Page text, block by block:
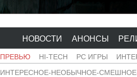
НОВОСТИ АНОНСЫ
ПРЕВЬЮ HI-TECH PC ИГРЫ
ИНТЕРЕСНОЕ-НЕОБЫЧНОЕ-